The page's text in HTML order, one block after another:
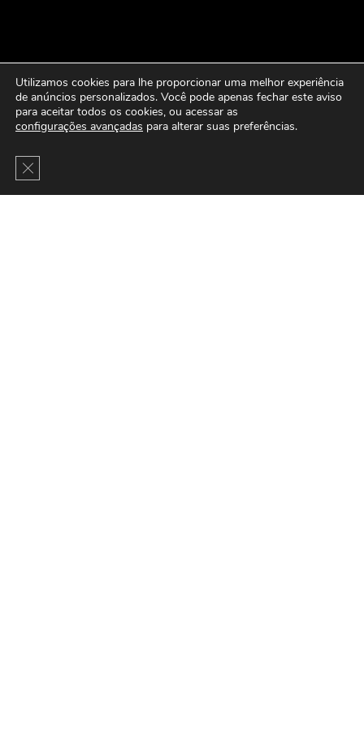
Utilizamos cookies para lhe proporcionar uma melhor experiência
de anúncios personalizados. Você pode apenas fechar este aviso
para aceitar todos os cookies, ou acessar as
configurações avançadas para alterar suas preferências.
Close GDPR Cookie Banner